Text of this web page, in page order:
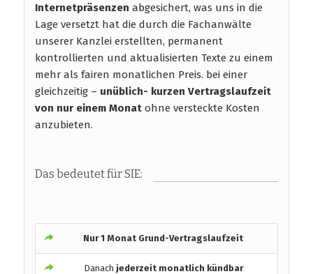
Internetpräsenzen abgesichert, was uns in die
Lage versetzt hat die durch die Fachanwälte
unserer Kanzlei erstellten, permanent
kontrollierten und aktualisierten Texte zu einem
mehr als fairen monatlichen Preis. bei einer
gleichzeitig – unüblich- kurzen Vertragslaufzeit
von nur einem Monat ohne versteckte Kosten
anzubieten.
Das bedeutet für SIE:
Nur 1 Monat Grund-Vertragslaufzeit
Danach jederzeit monatlich kündbar